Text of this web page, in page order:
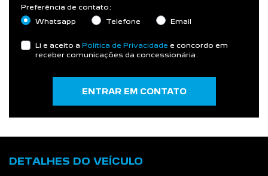
Preferência de contato:
Whatsapp
Telefone Email
Li e aceito a Política de Privacidade e concordo em
receber comunicações da concessionária.
ENTRAR EM CONTATO
DETALHES DO VEÍCULO